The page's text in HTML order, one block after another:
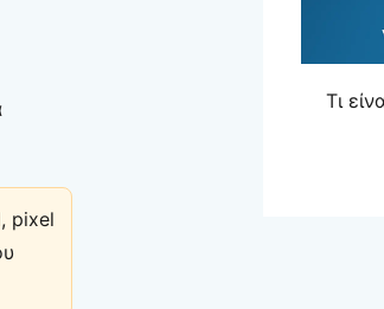
pixel
Τι